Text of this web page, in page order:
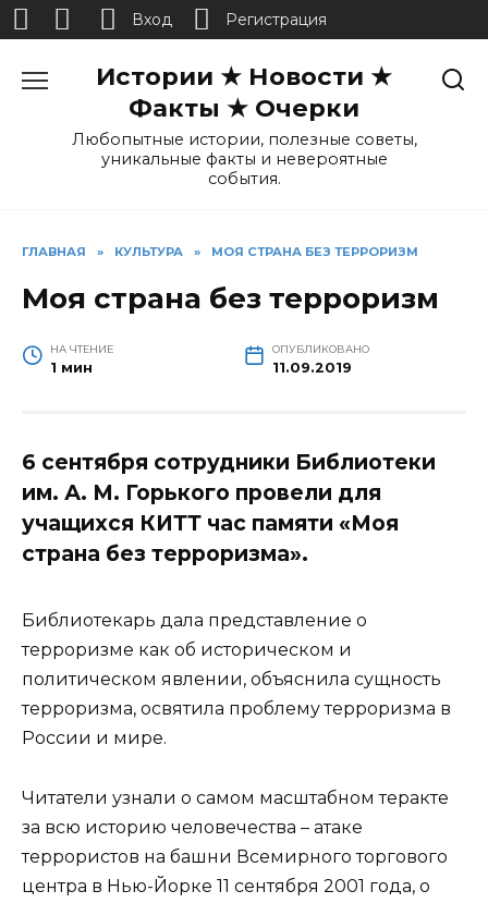
Истории ★ Новости ★
Факты ★ Очерки
Любопытные истории, полезные советы,
уникальные факты и невероятные
события.
ГЛАВНАЯ » КУЛЬТУРА » МОЯ СТРАНА БЕЗ ТЕРРОРИЗМ
Моя страна без терроризм
НА ЧТЕНИЕ
1 мин
ОПУБЛИКОВАНО
11.09.2019
6 сентября сотрудники Библиотеки
им. А. М. Горького провели для
учащихся КИТТ час памяти «Моя
страна без терроризма».
Библиотекарь дала представление о
терроризме как об историческом и
политическом явлении, объяснила сущность
терроризма, освятила проблему терроризма в
России и мире.
Читатели узнали о самом масштабном теракте
за всю историю человечества – атаке
террористов на башни Всемирного торгового
центра в Нью-Йорке 11 сентября 2001 года, о
Вход Регистрация